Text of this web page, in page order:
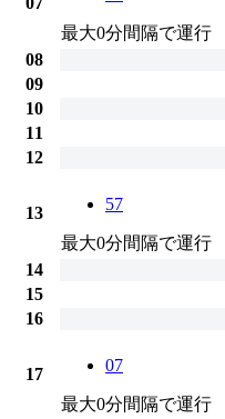
最大0分間隔で運行
08
09
10
11
12
13 57
最大0分間隔で運行
14
15
16
17 07
最大0分間隔で運行